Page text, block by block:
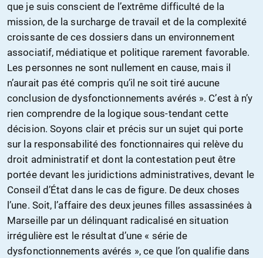
que je suis conscient de l’extrême difficulté de la
mission, de la surcharge de travail et de la complexité
croissante de ces dossiers dans un environnement
associatif, médiatique et politique rarement favorable.
Les personnes ne sont nullement en cause, mais il
n’aurait pas été compris qu’il ne soit tiré aucune
conclusion de dysfonctionnements avérés ». C’est à n’y
rien comprendre de la logique sous-tendant cette
décision. Soyons clair et précis sur un sujet qui porte
sur la responsabilité des fonctionnaires qui relève du
droit administratif et dont la contestation peut être
portée devant les juridictions administratives, devant le
Conseil d’État dans le cas de figure. De deux choses
l’une. Soit, l’affaire des deux jeunes filles assassinées à
Marseille par un délinquant radicalisé en situation
irrégulière est le résultat d’une « série de
dysfonctionnements avérés », ce que l’on qualifie dans